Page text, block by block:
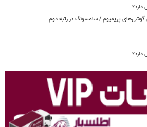
گوشی‌های پریمیوم / سامسونگ در رتبه دوم